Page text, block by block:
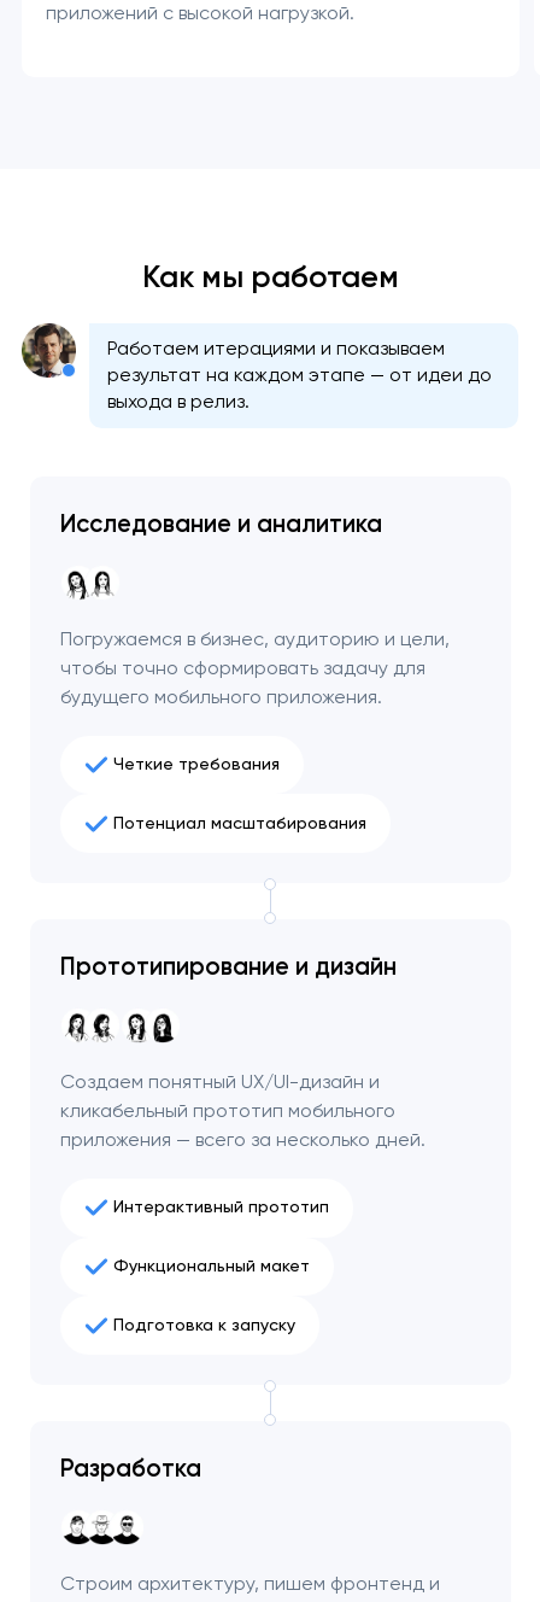
Мы получили вашу заявку
приложений с высокой нагрузкой.
Как мы работаем
Работаем итерациями и показываем
результат на каждом этапе — от идеи до
выхода в релиз.
Исследование и аналитика
Погружаемся в бизнес, аудиторию и цели,
чтобы точно сформировать задачу для
будущего мобильного приложения.
Четкие требования
Потенциал масштабирования
Прототипирование и дизайн
Создаем понятный UX/UI-дизайн и
кликабельный прототип мобильного
приложения — всего за несколько дней.
Интерактивный прототип
Функциональный макет
Подготовка к запуску
Разработка
Строим архитектуру, пишем фронтенд и
Мы получили вашу заявку
Ваша заявка
Мы свяжемся с вами в
ближайшее время,